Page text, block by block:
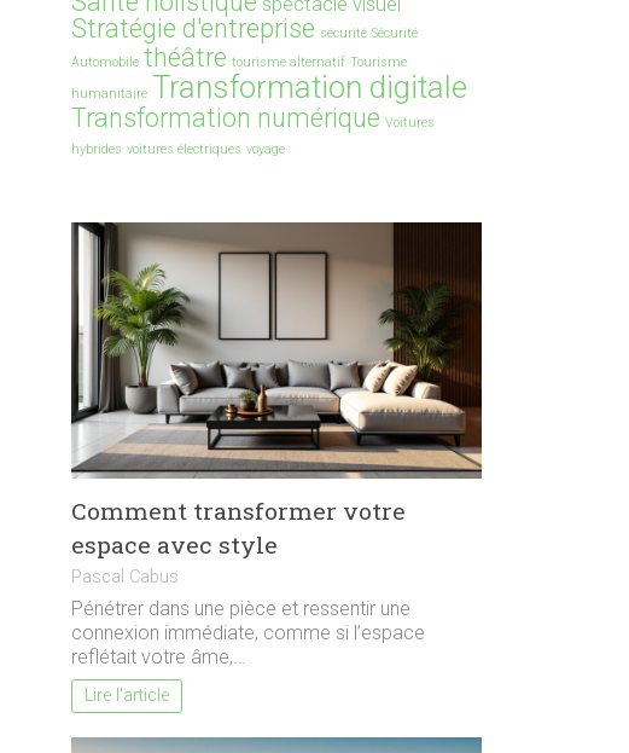
Stratégie d'entreprise sécurité Sécurité
Automobile théâtre tourisme alternatif Tourisme
humanitaire Transformation digitale
Transformation numérique Voitures
hybrides voitures électriques voyage
Comment transformer votre
espace avec style
Pascal Cabus
Pénétrer dans une pièce et ressentir une
connexion immédiate, comme si l’espace
reflétait votre âme,…
Lire l'article